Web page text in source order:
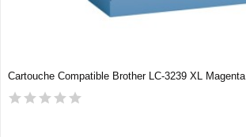
Cartouche Compatible Brother LC-3239 XL Magenta